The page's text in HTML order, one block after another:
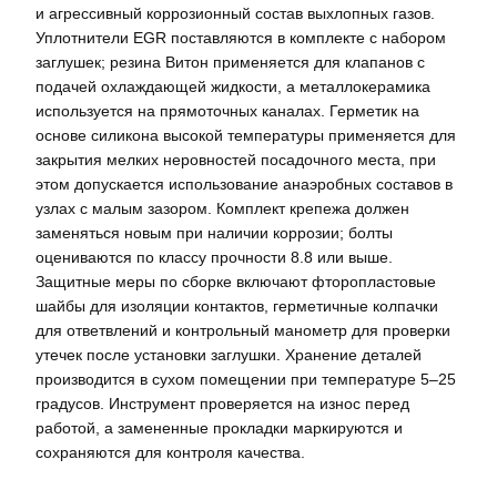
и агрессивный коррозионный состав выхлопных газов.
Уплотнители EGR поставляются в комплекте с набором
заглушек; резина Витон применяется для клапанов с
подачей охлаждающей жидкости, а металлокерамика
используется на прямоточных каналах. Герметик на
основе силикона высокой температуры применяется для
закрытия мелких неровностей посадочного места, при
этом допускается использование анаэробных составов в
узлах с малым зазором. Комплект крепежа должен
заменяться новым при наличии коррозии; болты
оцениваются по классу прочности 8.8 или выше.
Защитные меры по сборке включают фторопластовые
шайбы для изоляции контактов, герметичные колпачки
для ответвлений и контрольный манометр для проверки
утечек после установки заглушки. Хранение деталей
производится в сухом помещении при температуре 5–25
градусов. Инструмент проверяется на износ перед
работой, а замененные прокладки маркируются и
сохраняются для контроля качества.